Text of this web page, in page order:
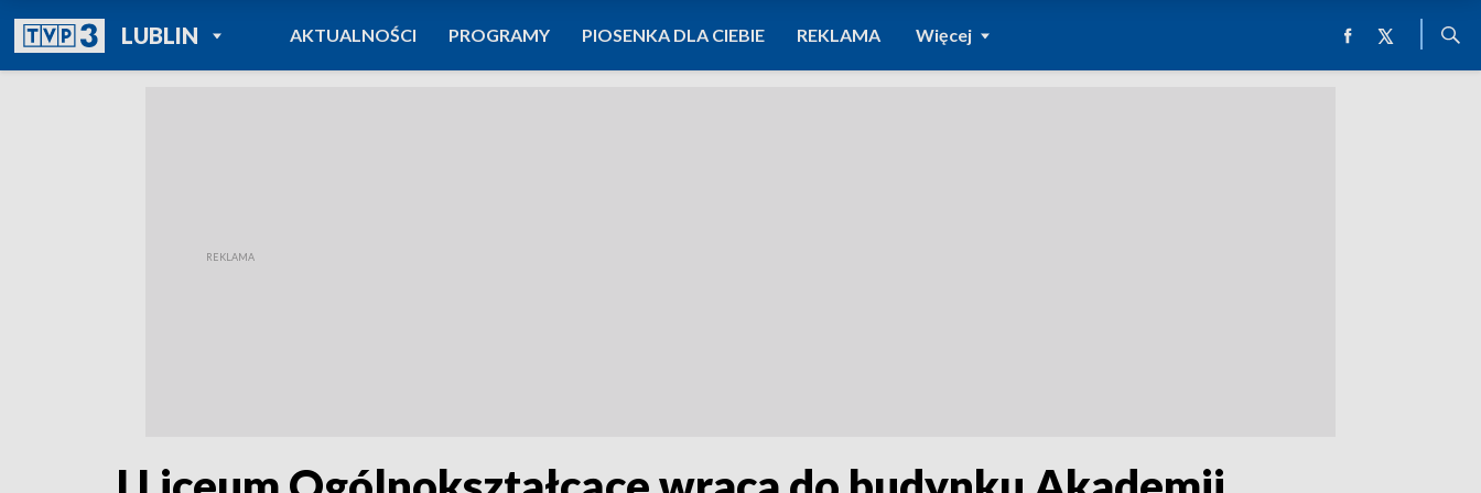
LUBLINPOWRÓT DO
TVP REGIONY
AKTUALNOŚCI PROGRAMY PIOSENKA DLA CIEBIE REKLAMA Więcej